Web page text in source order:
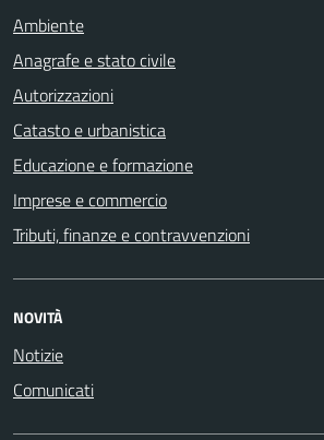
Ambiente
Anagrafe e stato civile
Autorizzazioni
Catasto e urbanistica
Educazione e formazione
Imprese e commercio
Tributi, finanze e contravvenzioni
NOVITÀ
Notizie
Comunicati